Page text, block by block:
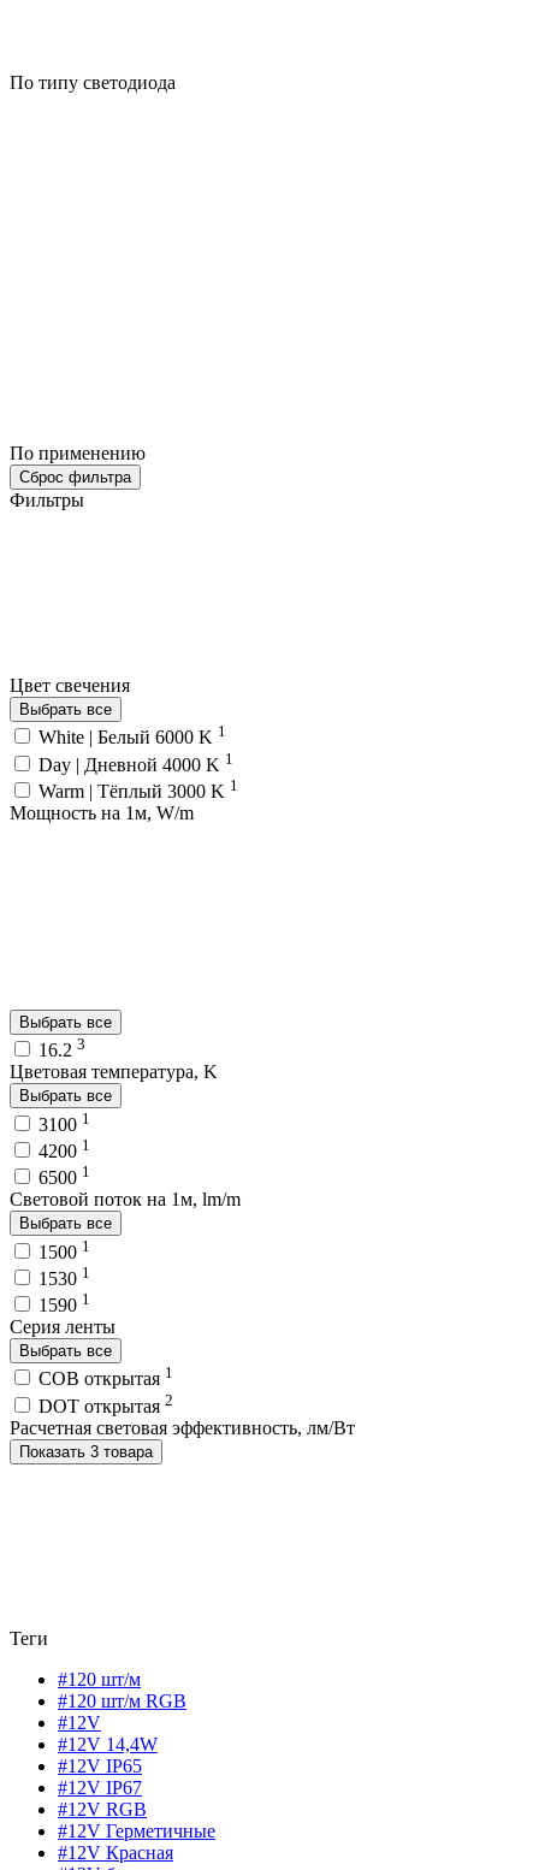
По типу светодиода
По применению
Сброс фильтра
Фильтры
Цвет свечения
Выбрать все
White | Белый 6000 K 1
Day | Дневной 4000 K 1
Warm | Тёплый 3000 K 1
Мощность на 1м, W/m
Выбрать все
16.2 3
Цветовая температура, K
Выбрать все
3100 1
4200 1
6500 1
Световой поток на 1м, lm/m
Выбрать все
1500 1
1530 1
1590 1
Серия ленты
Выбрать все
COB открытая 1
DOT открытая 2
Расчетная световая эффективность, лм/Вт
Показать 3 товара
Теги
#120 шт/м
#120 шт/м RGB
#12V
#12V 14,4W
#12V IP65
#12V IP67
#12V RGB
#12V Герметичные
#12V Красная